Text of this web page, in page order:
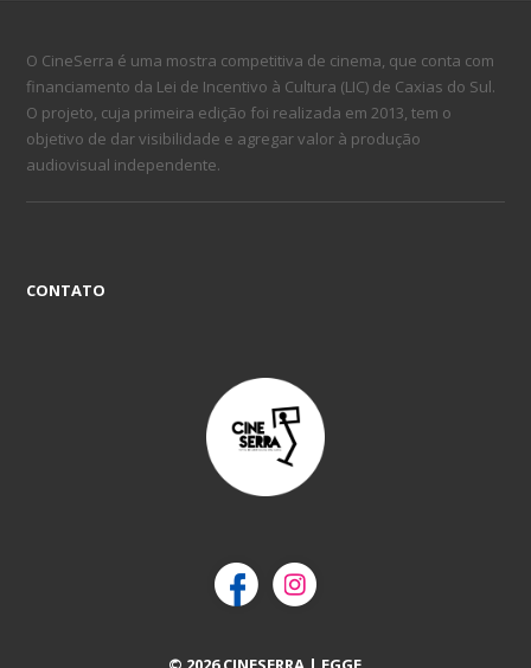
O CineSerra é uma mostra competitiva de cinema, que conta com
financiamento da Lei de Incentivo à Cultura (LIC) de Caxias do Sul.
O projeto, cuja primeira edição foi realizada em 2013, tem o
objetivo de dar visibilidade e agregar valor à produção
audiovisual independente.
CONTATO